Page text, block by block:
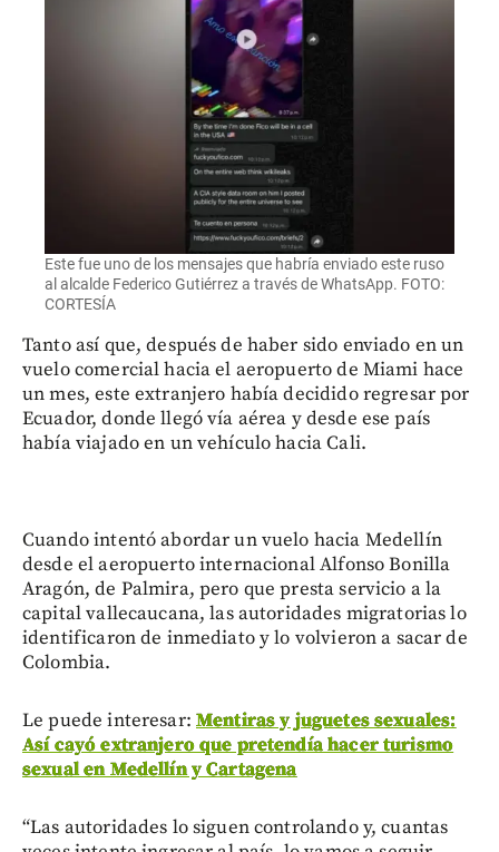
Este fue uno de los mensajes que habría enviado este ruso
al alcalde Federico Gutiérrez a través de WhatsApp. FOTO:
CORTESÍA
Tanto así que, después de haber sido enviado en un
vuelo comercial hacia el aeropuerto de Miami hace
un mes, este extranjero había decidido regresar por
Ecuador, donde llegó vía aérea y desde ese país
había viajado en un vehículo hacia Cali.
Cuando intentó abordar un vuelo hacia Medellín
desde el aeropuerto internacional Alfonso Bonilla
Aragón, de Palmira, pero que presta servicio a la
capital vallecaucana, las autoridades migratorias lo
identificaron de inmediato y lo volvieron a sacar de
Colombia.
Le puede interesar: Mentiras y juguetes sexuales:
Así cayó extranjero que pretendía hacer turismo
sexual en Medellín y Cartagena
“Las autoridades lo siguen controlando y, cuantas